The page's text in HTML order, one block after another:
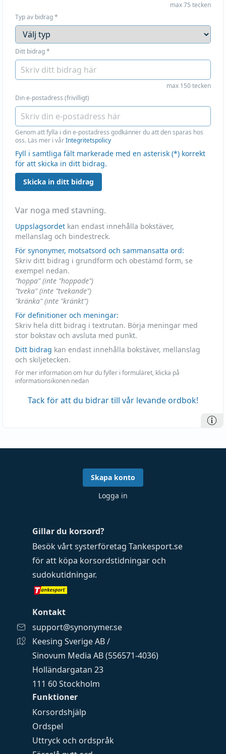
max 75 tecken
Typ av bidrag*
Ditt bidrag*
max 150 tecken
Din e-postadress (frivilligt)
Genom att fylla i din e-postadress godkänner du att den sparas hos
oss. Läs mer i vårIntegritetspolicy
Fyll i samtliga fält markerade med en asterisk (*) korrekt
för att skicka in ditt bidrag.
Skicka in ditt bidrag
Var noga med stavning.
Uppslagsordet kan endast innehålla bokstäver,
mellanslag och bindestreck.
För synonymer, motsatsord och sammansatta ord:
Skriv ditt bidrag i grundform och obestämd form, se
exempel nedan.
"hoppa" (inte "hoppade")
"tveka" (inte "tvekande")
"kränka" (inte "kränkt")
För definitioner och meningar:
Skriv hela ditt bidrag i textrutan. Börja meningar med
stor bokstav och avsluta med punkt.
Ditt bidrag kan endast innehålla bokstäver, mellanslag
och skiljetecken.
För mer information om hur du fyller i formuläret, klicka på
informationsikonen nedan
Tack för att du bidrar till vår levande ordbok!
Funktioner
Korsordshjälp
Ordspel
Uttryck och ordspråk
Gillar du korsord?
Besök vårt systerföretag Tankesport.se
för att köpa korsordstidningar och
sudokutidningar.
Kontakt
support@synonymer.se
Keesing Sverige AB /
Sinovum Media AB (556571-4036)
Holländargatan 23
111 60 Stockholm
Skapa konto
Logga in